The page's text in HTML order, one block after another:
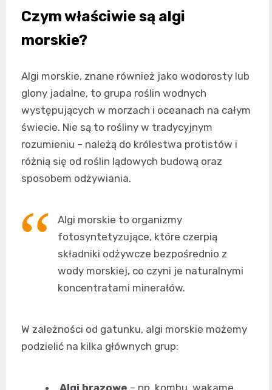
Czym właściwie są algi
morskie?
Algi morskie, znane również jako wodorosty lub
glony jadalne, to grupa roślin wodnych
występujących w morzach i oceanach na całym
świecie. Nie są to rośliny w tradycyjnym
rozumieniu – należą do królestwa protistów i
różnią się od roślin lądowych budową oraz
sposobem odżywiania.
Algi morskie to organizmy
fotosyntetyzujące, które czerpią
składniki odżywcze bezpośrednio z
wody morskiej, co czyni je naturalnymi
koncentratami minerałów.
W zależności od gatunku, algi morskie możemy
podzielić na kilka głównych grup: